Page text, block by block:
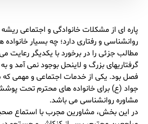
پاره ای از مشکلات خانوادگی و اجتماعی
روانشناسی و رفتاری دارد؛ چه بسیار خانواده
مطالب جزئی را در برخورد با یکدیگر رعایت
گرفتاریهای بزرگ و لاینحل بوجود نمی آمد و
فصل بود. یکی از خدمات اجتماعی و مهمی
جواد (ع) برای خانواده های محترم تحت
مشاوره روانشناسی می باشد.
در این بخش، مشاورین مجرب با استماع